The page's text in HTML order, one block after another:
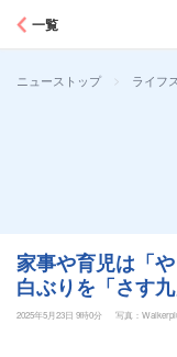
一覧
ニューストップ > ライフ
家事や育児は「
白ぶりを「さす九
2025年5月23日 9時0分
写真：